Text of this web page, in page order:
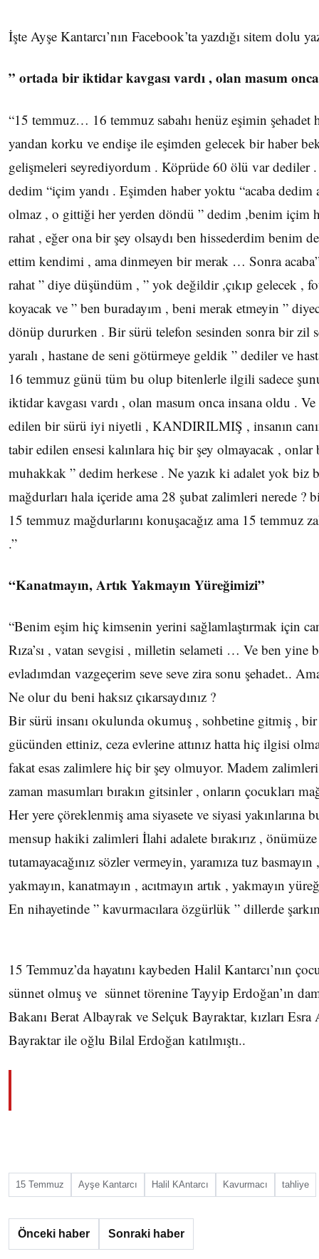
İşte Ayşe Kantarcı’nın Facebook’ta yazdığı sitem dolu
” ortada bir iktidar kavgası vardı , olan masum
“15 temmuz… 16 temmuz sabahı henüz eşimin şehadet
yandan korku ve endişe ile eşimden gelecek bir haber
gelişmeleri seyrediyordum . Köprüde 60 ölü var dediler .
dedim “içim yandı . Eşimden haber yoktu “acaba dedim
olmaz , o gittiği her yerden döndü ” dedim ,benim içim
rahat , eğer ona bir şey olsaydı ben hissederdim benim
ettim kendimi , ama dinmeyen bir merak … Sonra
rahat ” diye düşündüm , ” yok değildir ,çıkıp gelecek ,
koyacak ve ” ben buradayım , beni merak etmeyin ”
dönüp dururken . Bir sürü telefon sesinden sonra bir zil
yaralı , hastane de seni götürmeye geldik ” dediler ve
16 temmuz günü tüm bu olup bitenlerle ilgili sadece
iktidar kavgası vardı , olan masum onca insana oldu .
edilen bir sürü iyi niyetli , KANDIRILMIŞ , insanın
tabir edilen ensesi kalınlara hiç bir şey olmayacak ,
muhakkak ” dedim herkese . Ne yazık ki adalet yok
mağdurları hala içeride ama 28 şubat zalimleri nerede ?
15 temmuz mağdurlarını konuşacağız ama 15 temmuz
.”
“Kanatmayın, Artık Yakmayın Yüreğimizi”
“Benim eşim hiç kimsenin yerini sağlamlaştırmak için
Rıza’sı , vatan sevgisi , milletin selameti … Ve ben yine
evladımdan vazgeçerim seve seve zira sonu şehadet..
Ne olur du beni haksız çıkarsaydınız ?
Bir sürü insanı okulunda okumuş , sohbetine gitmiş ,
gücünden ettiniz, ceza evlerine attınız hatta hiç ilgisi
fakat esas zalimlere hiç bir şey olmuyor. Madem
zaman masumları bırakın gitsinler , onların çocukları
Her yere çöreklenmiş ama siyasete ve siyasi yakınlarına
mensup hakiki zalimleri İlahi adalete bırakırız , önümüze
tutamayacağınız sözler vermeyin, yaramıza tuz
yakmayın, kanatmayın , acıtmayın artık , yakmayın
En nihayetinde ” kavurmacılara özgürlük ” dillerde
15 Temmuz’da hayatını kaybeden Halil Kantarcı’nın
sünnet olmuş ve sünnet törenine Tayyip Erdoğan’ın
Bakanı Berat Albayrak ve Selçuk Bayraktar, kızları
Bayraktar ile oğlu Bilal Erdoğan katılmıştı..
15 Temmuz Ayşe Kantarcı Halil KAntarcı Kavurmacı tahliye
Önceki haber Sonraki haber